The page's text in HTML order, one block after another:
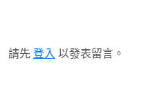
請先 登入 以發表留言。